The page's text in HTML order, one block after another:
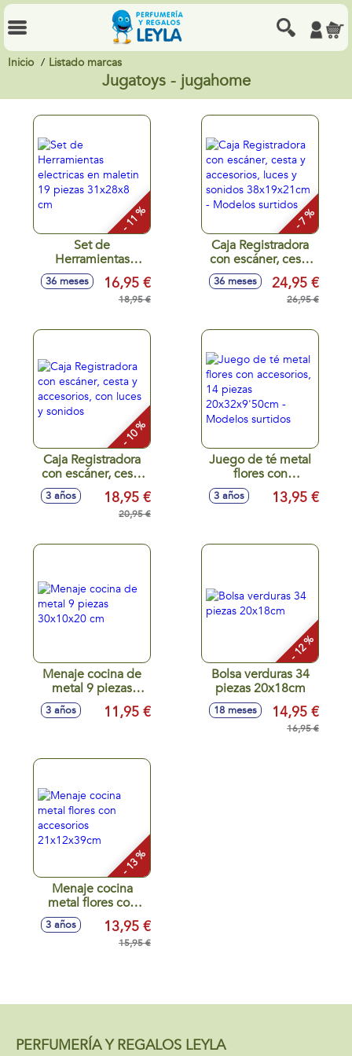
Inicio Listado marcas
Jugatoys - jugahome
- 11 %
Set de
Herramientas
electricas en
maletin 19 piezas
31x28x8 cm
36 meses 16,95 €
18,95 €
- 7 %
Caja Registradora
con escáner, cesta
y accesorios, luces
y sonidos
38x19x21cm -
36 meses 24,95 €
26,95 €
- 10 %
Caja Registradora
con escáner, cesta
y accesorios, con
luces y sonidos
3 años 18,95 €
20,95 €
Juego de té metal
flores con
accesorios, 14
piezas
3 años 13,95 €
Menaje cocina de
metal 9 piezas
30x10x20 cm
3 años 11,95 €
- 12 %
Bolsa verduras 34
piezas 20x18cm
18 meses 14,95 €
16,95 €
- 13 %
Menaje cocina
metal flores con
accesorios
21x12x39cm
3 años 13,95 €
15,95 €
PERFUMERÍA Y REGALOS LEYLA